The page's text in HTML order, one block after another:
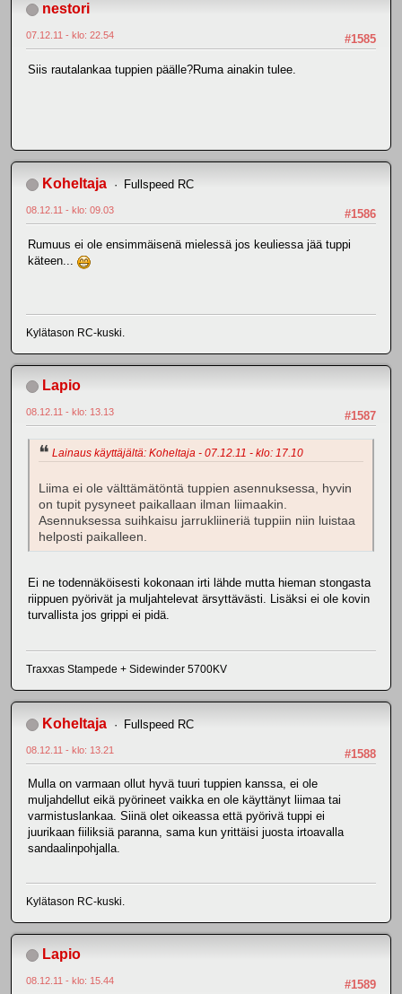
nestori
#1585
07.12.11 - klo: 22.54
Siis rautalankaa tuppien päälle?Ruma ainakin tulee.
Koheltaja Fullspeed RC
#1586
08.12.11 - klo: 09.03
Rumuus ei ole ensimmäisenä mielessä jos keuliessa jää tuppi
käteen...
Kylätason RC-kuski.
Lapio
#1587
08.12.11 - klo: 13.13
Lainaus käyttäjältä: Koheltaja - 07.12.11 - klo: 17.10
Liima ei ole välttämätöntä tuppien asennuksessa, hyvin
on tupit pysyneet paikallaan ilman liimaakin.
Asennuksessa suihkaisu jarrukliineriä tuppiin niin luistaa
helposti paikalleen.
Ei ne todennäköisesti kokonaan irti lähde mutta hieman stongasta
riippuen pyörivät ja muljahtelevat ärsyttävästi. Lisäksi ei ole kovin
turvallista jos grippi ei pidä.
Traxxas Stampede + Sidewinder 5700KV
Koheltaja Fullspeed RC
#1588
08.12.11 - klo: 13.21
Mulla on varmaan ollut hyvä tuuri tuppien kanssa, ei ole
muljahdellut eikä pyörineet vaikka en ole käyttänyt liimaa tai
varmistuslankaa. Siinä olet oikeassa että pyörivä tuppi ei
juurikaan fiiliksiä paranna, sama kun yrittäisi juosta irtoavalla
sandaalinpohjalla.
Kylätason RC-kuski.
Lapio
#1589
08.12.11 - klo: 15.44